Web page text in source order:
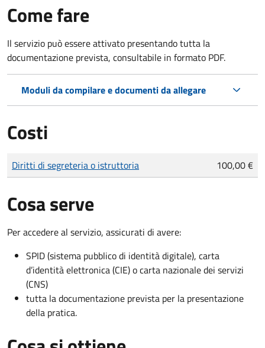
Come fare
Il servizio può essere attivato presentando tutta la
documentazione prevista, consultabile in formato PDF.
Moduli da compilare e documenti da allegare
Costi
Tipo di pagamento
Importo
Diritti di segreteria o istruttoria 100,00 €
Cosa serve
Per accedere al servizio, assicurati di avere:
SPID (sistema pubblico di identità digitale), carta
d’identità elettronica (CIE) o carta nazionale dei servizi
(CNS)
tutta la documentazione prevista per la presentazione
della pratica.